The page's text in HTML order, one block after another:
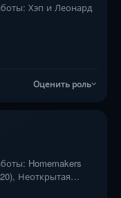
Хэп и Леонард
Оценить роль
Homemakers
Неоткрытая